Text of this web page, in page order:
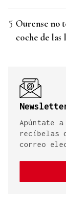
Ourense no
coche de las
Apúntate
recíbelas
correo